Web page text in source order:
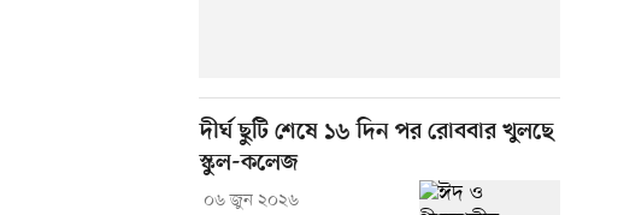
দীর্ঘ ছুটি শেষে ১৬ দিন পর রোববার খুলছে
স্কুল-কলেজ
০৬ জুন ২০২৬